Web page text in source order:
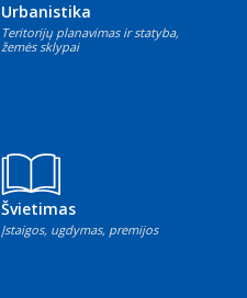
Urbanistika
Teritorijų planavimas ir statyba,
žemės sklypai
Švietimas
Įstaigos, ugdymas, premijos